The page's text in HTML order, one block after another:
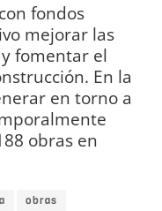
fondos
mejorar las
fomentar el
En la
en torno a
obras en
obras